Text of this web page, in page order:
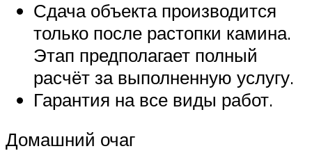
Сдача объекта производится
только после растопки камина.
Этап предполагает полный
расчёт за выполненную услугу.
Гарантия на все виды работ.
Домашний очаг